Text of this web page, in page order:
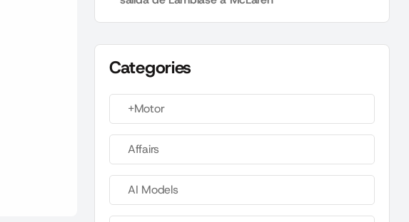
Categories
+Motor
Affairs
AI Models